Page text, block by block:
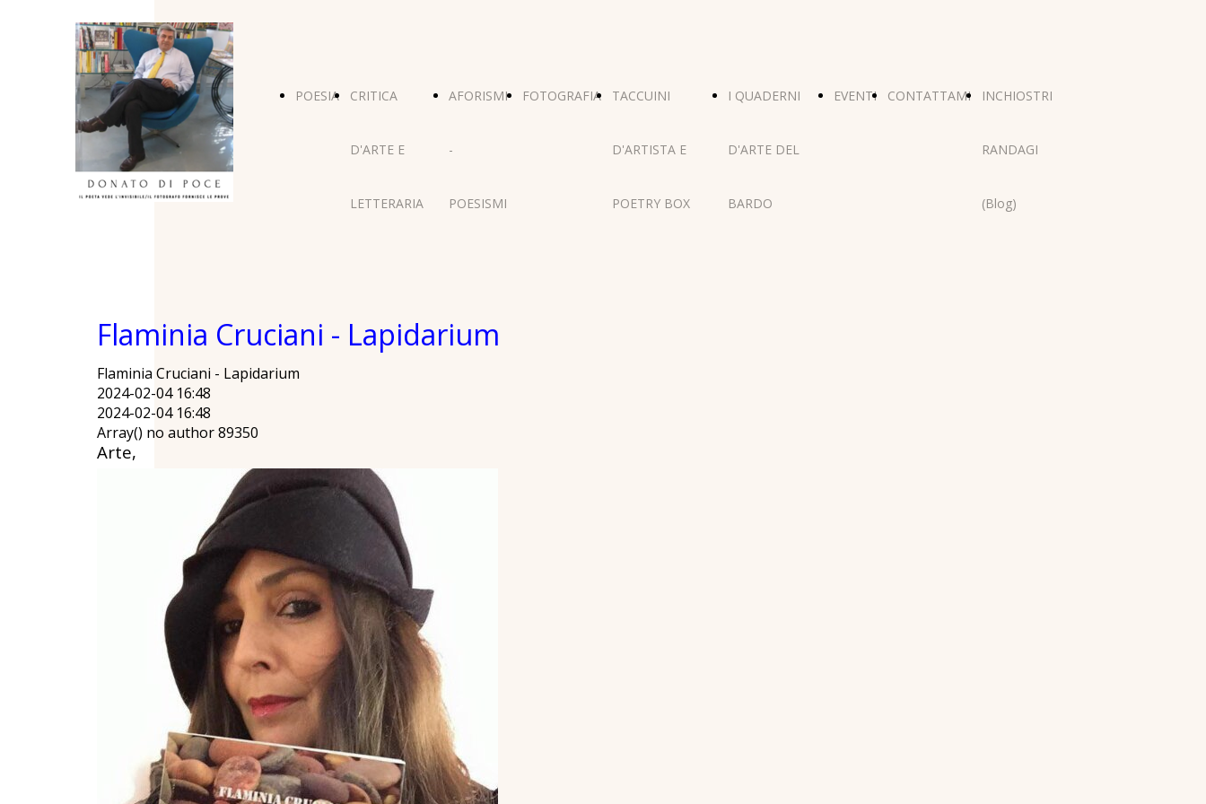
POESIA CRITICA
D'ARTE E
LETTERARIA
AFORISMI
-
POESISMI
FOTOGRAFIA TACCUINI
D'ARTISTA E
POETRY BOX
I QUADERNI
D'ARTE DEL
BARDO
EVENTI CONTATTAMI INCHIOSTRI
RANDAGI
(Blog)
Flaminia Cruciani - Lapidarium
Flaminia Cruciani - Lapidarium
2024-02-04 16:48
2024-02-04 16:48
Array() no author 89350
Arte,